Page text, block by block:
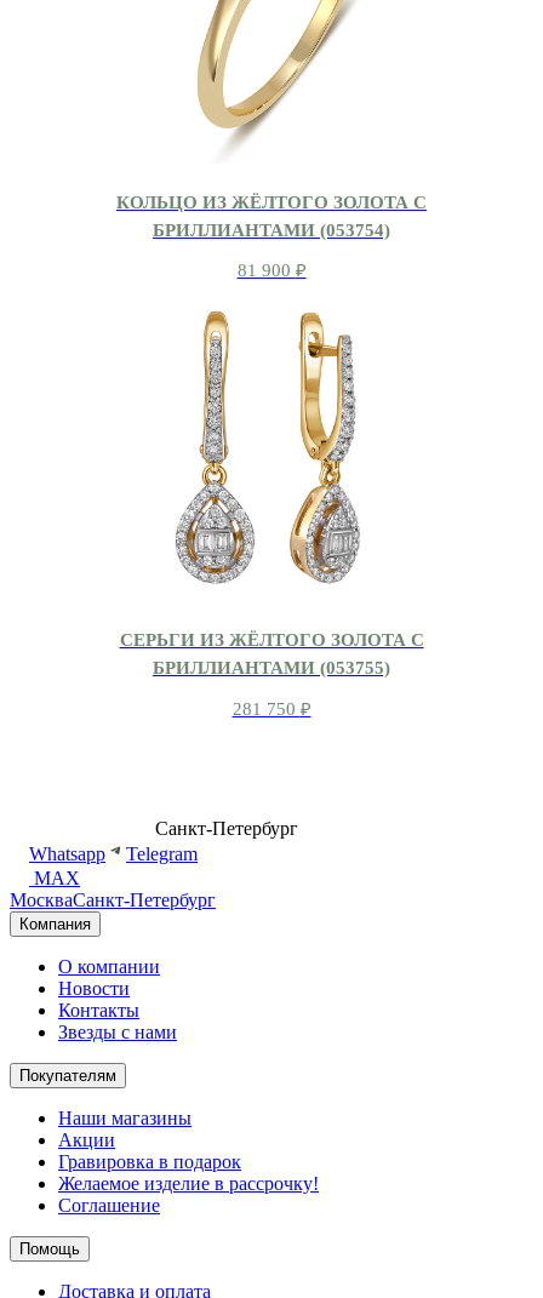
КОЛЬЦО ИЗ ЖЁЛТОГО ЗОЛОТА С
БРИЛЛИАНТАМИ (053754)
81 900 ₽
СЕРЬГИ ИЗ ЖЁЛТОГО ЗОЛОТА С
БРИЛЛИАНТАМИ (053755)
281 750 ₽
Санкт-Петербург
Whatsapp
Telegram
MAX
МоскваСанкт-Петербург
Компания
О компании
Новости
Контакты
Звезды с нами
Покупателям
Наши магазины
Акции
Гравировка в подарок
Желаемое изделие в рассрочку!
Соглашение
Помощь
Доставка и оплата